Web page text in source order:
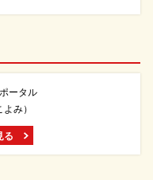
ータル
み）
る